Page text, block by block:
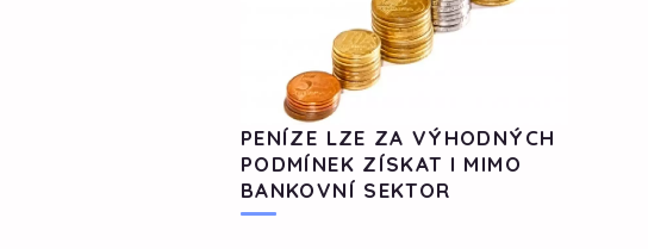
PENÍZE LZE ZA VÝHODNÝCH
PODMÍNEK ZÍSKAT I MIMO
BANKOVNÍ SEKTOR